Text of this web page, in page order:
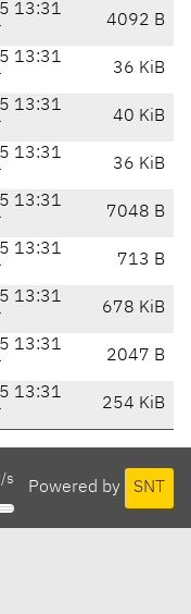
13:31
4092 B
13:31
36 KiB
13:31
40 KiB
13:31
36 KiB
13:31
7048 B
13:31
713 B
13:31
678 KiB
13:31
2047 B
13:31
254 KiB
Powered by SNT
s